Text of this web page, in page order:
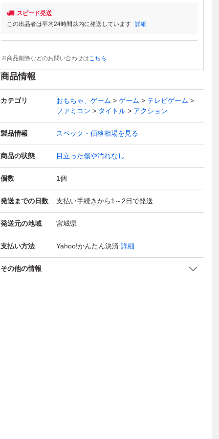
スピード発送
この出品者は平均24時間以内に発送しています 詳細
※商品削除などのお問い合わせはこちら
商品情報
カテゴリ おもちゃ、ゲーム ゲーム
テレビゲーム
ファミコン
タイトル アクション
製品情報 スペック・価格相場を見る
商品の状態 目立った傷や汚れなし
個数 1個
発送までの日数 支払い手続きから1～2日で発送
発送元の地域 宮城県
支払い方法 Yahoo!かんたん決済 詳細
その他の情報